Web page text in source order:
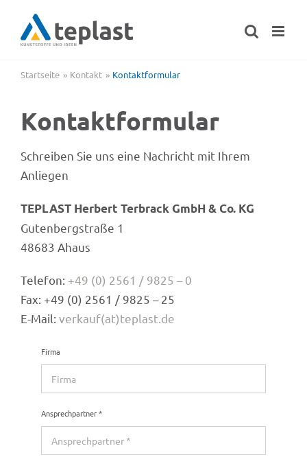
Inhalt
springen
Startseite Kontakt Kontakt­for­mu­lar
Kontakt­for­mu­lar
Schrei­ben Sie uns eine Nach­richt mit Ihrem
Anliegen
TEPLAST Herbert Terbrack GmbH & Co. KG
Guten­berg­straße 1
48683 Ahaus
Tele­fon: +49 (0) 2561 / 9825 – 0
Fax: +49 (0) 2561 / 9825 – 25
E-Mail: verkauf(at)teplast.de
Firma
Ansprech­part­ner*